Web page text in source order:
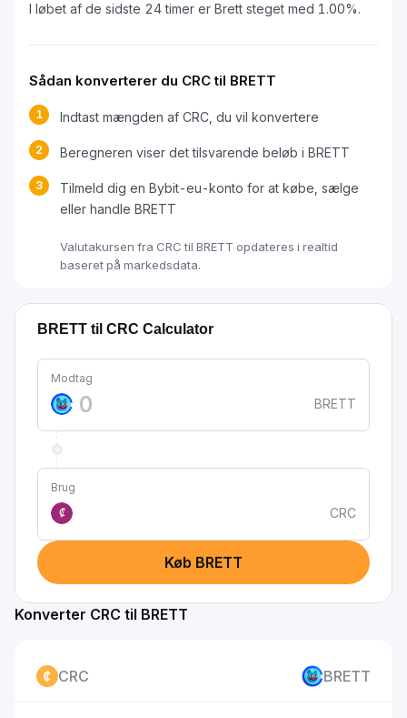
I løbet af de sidste 24 timer er Brett steget med 1.00%.
Sådan konverterer du CRC til BRETT
1 Indtast mængden af CRC, du vil konvertere
2 Beregneren viser det tilsvarende beløb i BRETT
3
Tilmeld dig en Bybit-eu-konto for at købe, sælge
eller handle BRETT
Valutakursen fra CRC til BRETT opdateres i realtid
baseret på markedsdata.
BRETT til CRC Calculator
Modtag
BRETT
Brug
₡
CRC
Køb BRETT
Konverter CRC til BRETT
CRC BRETT